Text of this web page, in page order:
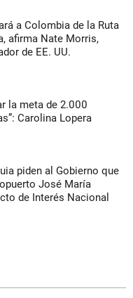
a Colombia de la Ruta
afirma Nate Morris,
de EE. UU.
la meta de 2.000
Carolina Lopera
piden al Gobierno que
José María
de Interés Nacional